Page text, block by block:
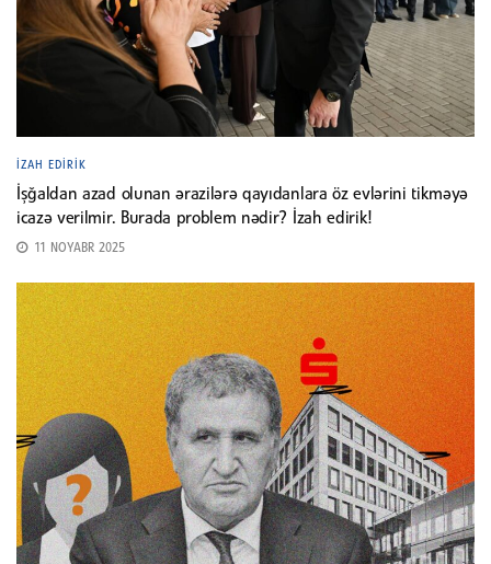
İZAH EDIRIK
İşğaldan azad olunan ərazilərə qayıdanlara öz evlərini tikməyə
icazə verilmir. Burada problem nədir? İzah edirik!
11 NOYABR 2025